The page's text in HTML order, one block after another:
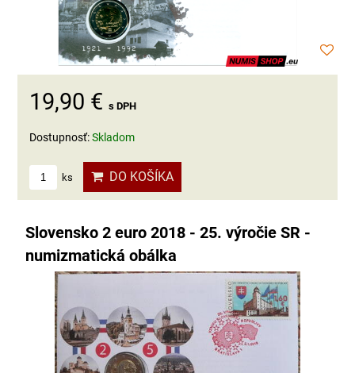
19,90 € s DPH
Dostupnosť:Skladom
ks DO KOŠÍKA
Slovensko 2 euro 2018 - 25. výročie SR -
numizmatická obálka